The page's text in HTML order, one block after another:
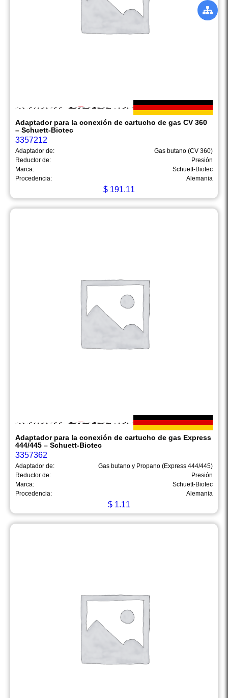
Adaptador para la conexión de cartucho de gas CV 360
– Schuett-Biotec
3357212
Adaptador de:
Gas butano (CV 360)
Reductor de:
Presión
Marca:
Schuett-Biotec
Procedencia:
Alemania
$ 191.11
Adaptador para la conexión de cartucho de gas Express
444/445 – Schuett-Biotec
3357362
Adaptador de:
Gas butano y Propano (Express 444/445)
Reductor de:
Presión
Marca:
Schuett-Biotec
Procedencia:
Alemania
$ 1.11